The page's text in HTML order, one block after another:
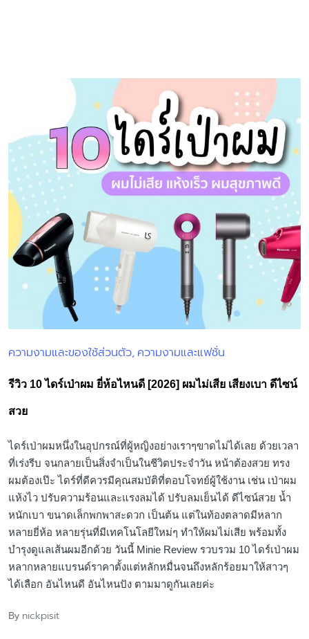
Posted
ความงามและของใช้ส่วนตัว ความงามและแฟชั่น
รีวิว 10 ไดร์เป่าผม ยี่ห้อไหนดี [2026] ผมไม่เสีย เสียงเบา ดีไซน์
สวย
ไดร์เป่าผมหนึ่งในอุปกรณ์ที่ผู้หญิงอย่างเราๆขาดไม่ได้เลย ด้วยเวลา
ที่เร่งรีบ จนกลายเป็นสิ่งจำเป็นในชีวิตประจำวัน หน้าต้องสวย ทรง
ผมต้องเป๊ะ ไดร์ที่ดีควรมีคุณสมบัติที่ตอบโจทย์ผู้ใช้งาน เช่น เป่าผม
แห้งไว ปรับความร้อนและแรงลมได้ ปรับลมเย็นได้ ดีไซน์สวย น้ำ
หนักเบา ขนาดเล็กพกพาสะดวก เป็นต้น แต่ในท้องตลาดมีหลาก
หลายยี่ห้อ หลายรุ่นที่มีเทคโนโลยีใหม่ๆ ทำให้ผมไม่เสีย พร้อมทั้ง
บำรุงดูแลเส้นผมอีกด้วย วันนี้ Minie Review รวบรวม 10 ไดร์เป่าผม
หลากหลายแบรนด์ราคาตั้งแต่หลักหมื่นจนถึงหลักร้อยมาให้สาวๆ
ได้เลือก อันไหนดี อันไหนปัง ตามมาดูกันเลยค่ะ
Posted
By nickpisit